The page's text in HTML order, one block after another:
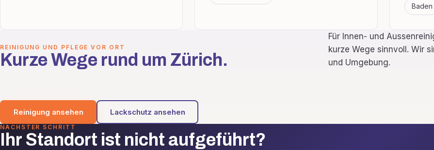
Baden
REINIGUNG UND PFLEGE VOR ORT
Kurze Wege rund um Zürich.
Für Innen- und
kurze Wege sinnvoll. Wir
und Umgebung.
Reinigung ansehen Lackschutz ansehen
NÄCHSTER SCHRITT
Ihr Standort ist nicht aufgeführt?